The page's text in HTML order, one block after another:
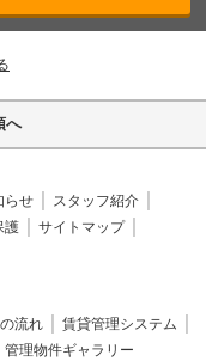
へ
らせ
スタッフ紹介
護
サイトマップ
流れ
賃貸管理システム
管理物件ギャラリー